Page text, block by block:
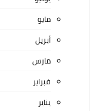
مايو
أبريل
مارس
فبراير
يناير